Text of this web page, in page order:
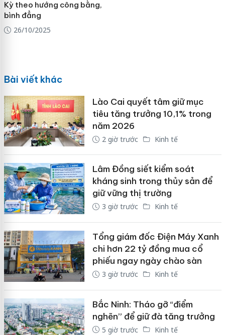
Kỳ theo hướng công bằng,
bình đẳng
26/10/2025
Bài viết khác
Lào Cai quyết tâm giữ mục
tiêu tăng trưởng 10,1% trong
năm 2026
2 giờ trước Kinh tế
Lâm Đồng siết kiểm soát
kháng sinh trong thủy sản để
giữ vững thị trường
3 giờ trước Kinh tế
Tổng giám đốc Điện Máy Xanh
chi hơn 22 tỷ đồng mua cổ
phiếu ngay ngày chào sàn
3 giờ trước Kinh tế
Bắc Ninh: Tháo gỡ “điểm
nghẽn” để giữ đà tăng trưởng
5 giờ trước Kinh tế